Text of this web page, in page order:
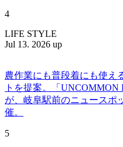
4
LIFE STYLE
Jul 13. 2026 up
農作業にも普段着にも使え
トを提案。「UNCOMMON
が、岐阜駅前のニュースポ
催。
5